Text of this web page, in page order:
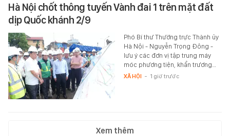
Hà Nội chốt thông tuyến Vành đai 1 trên mặt đất
dịp Quốc khánh 2/9
Phó Bí thư Thường trực Thành ủy
Hà Nội - Nguyễn Trọng Đông -
lưu ý các đơn vị tập trung máy
móc phương tiện, khẩn trương…
XÃ HỘI - 1 giờ trước
Xem thêm